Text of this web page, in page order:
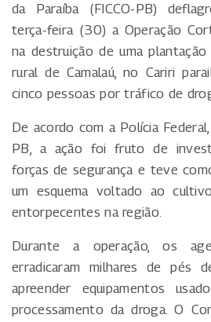
da Paraíba (FICCO-PB)
terça-feira (30) a Operação
na destruição de uma
rural de Camalaú, no Cariri
cinco pessoas por tráfico de
De acordo com a Polícia
PB, a ação foi fruto de
forças de segurança e teve
um esquema voltado ao
entorpecentes na região.
Durante a operação, os
erradicaram milhares de pés
apreender equipamentos
processamento da droga. O